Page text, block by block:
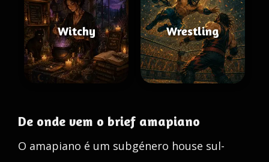
Witchy Wrestling
De onde vem o brief amapiano
O amapiano é um subgénero house sul-